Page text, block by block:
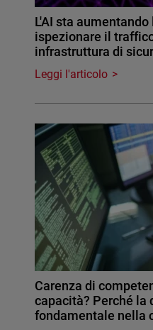
L'AI sta
ispezionare il
infrastruttura di
Leggi l'articolo
Carenza di
capacità? Perché la
fondamentale nella